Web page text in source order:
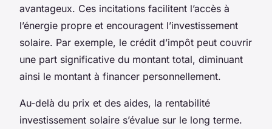
avantageux. Ces incitations facilitent l’accès à
l’énergie propre et encouragent l’investissement
solaire. Par exemple, le crédit d’impôt peut couvrir
une part significative du montant total, diminuant
ainsi le montant à financer personnellement.
Au-delà du prix et des aides, la rentabilité
investissement solaire s’évalue sur le long terme.